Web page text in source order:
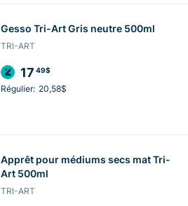
Gesso Tri-Art Gris neutre 500ml
TRI-ART
17 49$
Régulier: 20,58$
Apprêt pour médiums secs mat Tri-
Art 500ml
TRI-ART